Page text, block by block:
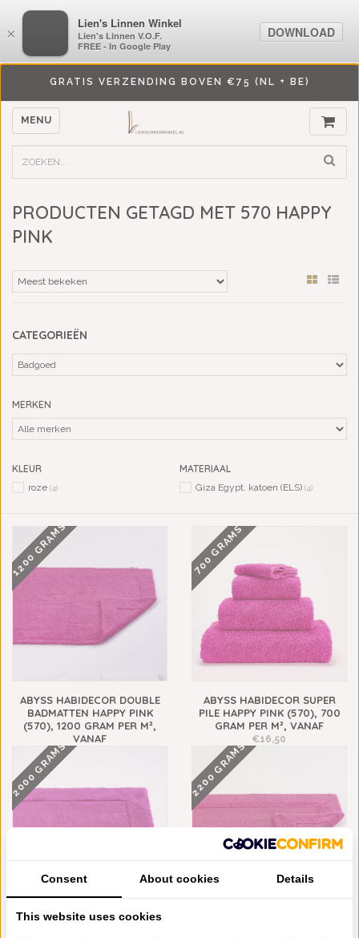
GRATIS VERZENDING BOVEN €75 (NL + BE)
MENU
PRODUCTEN GETAGD MET 570 HAPPY
PINK
CATEGORIEËN
MERKEN
KLEUR
roze (4)
MATERIAAL
Giza Egypt. katoen (ELS) (4)
1200 GRAMS
ABYSS HABIDECOR DOUBLE
BADMATTEN HAPPY PINK
(570), 1200 GRAM PER M²,
VANAF
€85,00
700 GRAMS
ABYSS HABIDECOR SUPER
PILE HAPPY PINK (570), 700
GRAM PER M², VANAF
€16,50
2000 GRAMS
ABYSS HABIDECOR MUST
2200 GRAMS
×
LiensLinnenwinkel.nl
Lien's Linnen V.O.F.
FREE - In Google Play
DOWNLOAD
Consent About cookies Details
This website uses cookies
×
Lien's Linnen Winkel
Lien's Linnen V.O.F.
FREE - In Google Play
DOWNLOAD